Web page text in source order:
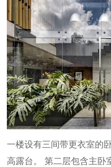
一楼设有三间带更衣室的
高露台。
第二层包含主卧